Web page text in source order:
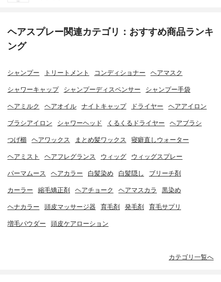
ヘアスプレー関連カテゴリ：おすすめ商品ランキ
ング
シャンプー トリートメント コンディショナー ヘアマスク
シャワーキャップ シャンプーディスペンサー シャンプー手袋
ヘアミルク ヘアオイル ナイトキャップ ドライヤー ヘアアイロン
ブラシアイロン シャワーヘッド くるくるドライヤー ヘアブラシ
つげ櫛 ヘアワックス まとめ髪ワックス 寝癖直しウォーター
ヘアミスト ヘアフレグランス ウィッグ ウィッグスプレー
パーマムース ヘアカラー 白髪染め 白髪隠し ブリーチ剤
カーラー 縮毛矯正剤 ヘアチョーク ヘアマスカラ 黒染め
ヘナカラー 頭皮マッサージ器 育毛剤 発毛剤 育毛サプリ
増毛パウダー 頭皮ケアローション
カテゴリ一覧へ